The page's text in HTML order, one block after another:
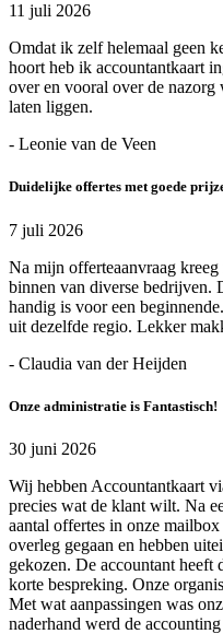
11 juli 2026
Omdat ik zelf helemaal geen
hoort heb ik accountantkaart
over en vooral over de nazorg
laten liggen.
- Leonie van de Veen
Duidelijke offertes met goede
7 juli 2026
Na mijn offerteaanvraag
binnen van diverse bedrijven.
handig is voor een
uit dezelfde regio. Lekker
- Claudia van der Heijden
Onze administratie is Fantastisch!
30 juni 2026
Wij hebben Accountantkaart
precies wat de klant wilt. Na
aantal offertes in onze
overleg gegaan en hebben
gekozen. De accountant heeft
korte bespreking. Onze
Met wat aanpassingen was
naderhand werd de